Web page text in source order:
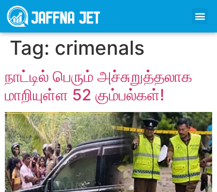
Tag: crimenals
நாட்டில் பெரும் அச்சுறுத்தலாக
மாறியுள்ள 52 கும்பல்கள்!